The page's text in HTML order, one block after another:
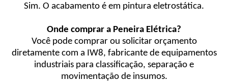
Sim. O acabamento é em pintura eletrostática.
Onde comprar a Peneira Elétrica?
Você pode comprar ou solicitar orçamento
diretamente com a IW8, fabricante de equipamentos
industriais para classificação, separação e
movimentação de insumos.